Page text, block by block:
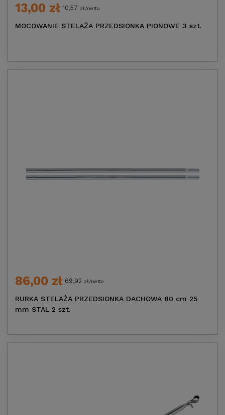
13,00 zł 10,57 zł/netto
MOCOWANIE STELAŻA PRZEDSIONKA PIONOWE 3 szt.
86,00 zł 69,92 zł/netto
RURKA STELAŻA PRZEDSIONKA DACHOWA 80 cm 25
mm STAL 2 szt.